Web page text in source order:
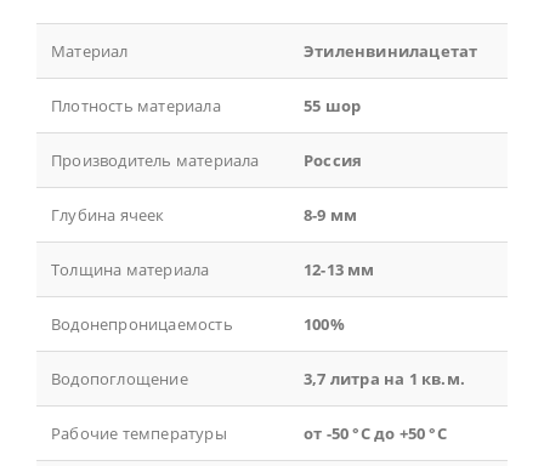
Материал Этиленвинилацетат
Плотность материала 55 шор
Производитель материала Россия
Глубина ячеек 8-9 мм
Толщина материала 12-13 мм
Водонепроницаемость 100%
Водопоглощение 3,7 литра на 1 кв.м.
Рабочие температуры от -50 °С до +50 °С